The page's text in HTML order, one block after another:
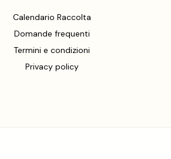
Calendario Raccolta
Domande frequenti
Termini e condizioni
Privacy policy